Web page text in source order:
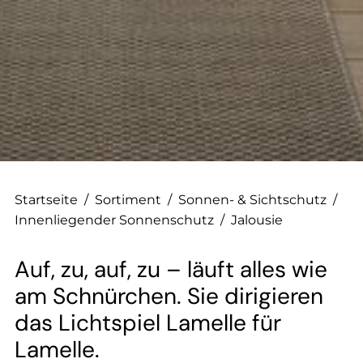
--
Startseite / Sortiment / Sonnen- & Sichtschutz /
Innenliegender Sonnenschutz / Jalousie
Auf, zu, auf, zu – läuft alles wie
am Schnürchen. Sie dirigieren
das Lichtspiel Lamelle für
Lamelle.